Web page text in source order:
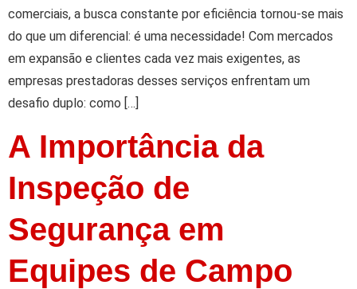
comerciais, a busca constante por eficiência tornou-se mais
do que um diferencial: é uma necessidade! Com mercados
em expansão e clientes cada vez mais exigentes, as
empresas prestadoras desses serviços enfrentam um
desafio duplo: como […]
A Importância da
Inspeção de
Segurança em
Equipes de Campo